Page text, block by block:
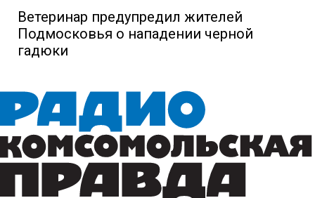
Ветеринар предупредил жителей
Подмосковья о нападении черной
гадюки